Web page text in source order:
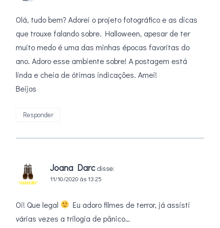
Olá, tudo bem? Adorei o projeto fotográfico e as dicas
que trouxe falando sobre. Halloween, apesar de ter
muito medo é uma das minhas épocas favoritas do
ano. Adoro esse ambiente sobre! A postagem está
linda e cheia de ótimas indicações. Amei!
Beijos
Responder
Joana Darc disse:
11/10/2020 às 13:25
Oi! Que legal
Eu adoro filmes de terror, já assisti
várias vezes a trilogia de pânico…